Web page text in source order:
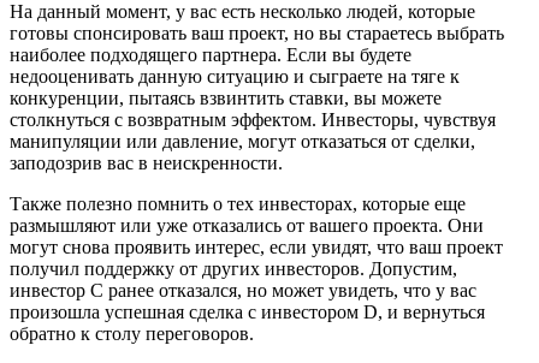
На данный момент, у вас есть несколько людей, которые
готовы спонсировать ваш проект, но вы стараетесь выбрать
наиболее подходящего партнера. Если вы будете
недооценивать данную ситуацию и сыграете на тяге к
конкуренции, пытаясь взвинтить ставки, вы можете
столкнуться с возвратным эффектом. Инвесторы, чувствуя
манипуляции или давление, могут отказаться от сделки,
заподозрив вас в неискренности.
Также полезно помнить о тех инвесторах, которые еще
размышляют или уже отказались от вашего проекта. Они
могут снова проявить интерес, если увидят, что ваш проект
получил поддержку от других инвесторов. Допустим,
инвестор С ранее отказался, но может увидеть, что у вас
произошла успешная сделка с инвестором D, и вернуться
обратно к столу переговоров.